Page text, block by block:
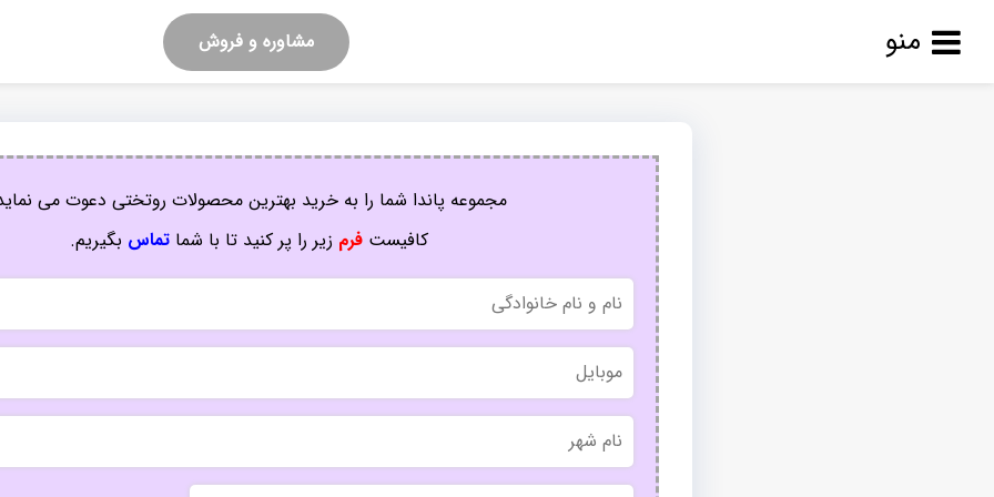
منو مشاوره و فروش
مجموعه پاندا شما را به خرید بهترین محصولات روتختی دعوت می
کافیستفرم زیر را پر کنید تا با شماتماس بگیریم.
و
نام
خانوادگی
موبایل
نام
شهر